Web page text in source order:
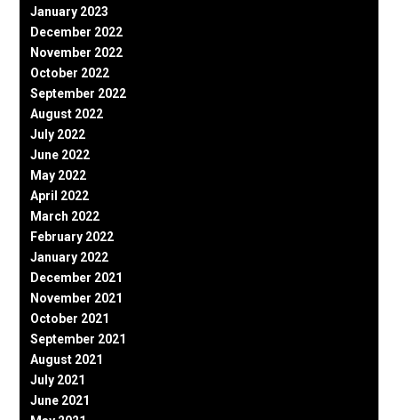
January 2023
December 2022
November 2022
October 2022
September 2022
August 2022
July 2022
June 2022
May 2022
April 2022
March 2022
February 2022
January 2022
December 2021
November 2021
October 2021
September 2021
August 2021
July 2021
June 2021